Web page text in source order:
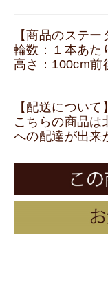
【商品のステー
輪数：１本あた
高さ：100cm前
【配送について】
こちらの商品は
への配達が出来